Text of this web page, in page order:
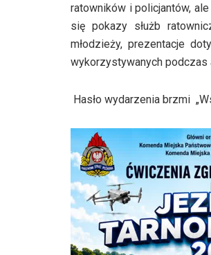
ratowników i policjantów,
się pokazy służb
młodzieży, prezentacje
wykorzystywanych podczas
Hasło wydarzenia brzmi